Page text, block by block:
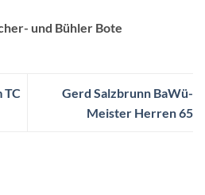
und Bühler Bote
TC
Gerd Salzbrunn BaWü-
Meister Herren 65